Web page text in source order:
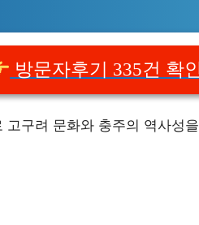
방문자후기 335건 확
구려 문화와 충주의 역사성